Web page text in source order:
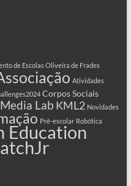
de Escolas Oliveira de Frades
Atividades
Corpos Sociais
Lab KML2 Novidades
Pré-escolar Robótica
Education